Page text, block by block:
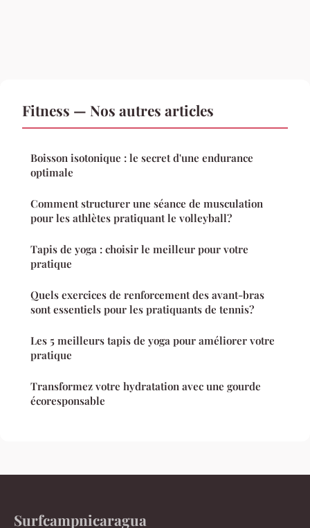
Fitness — Nos autres articles
Boisson isotonique : le secret d'une endurance
optimale
Comment structurer une séance de musculation
pour les athlètes pratiquant le volleyball?
Tapis de yoga : choisir le meilleur pour votre
pratique
Quels exercices de renforcement des avant-bras
sont essentiels pour les pratiquants de tennis?
Les 5 meilleurs tapis de yoga pour améliorer votre
pratique
Transformez votre hydratation avec une gourde
écoresponsable
Surfcampnicaragua